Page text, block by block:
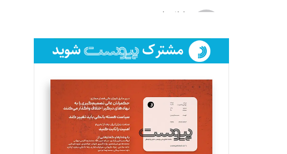
لیلا حنارود
فائزه فتحی رستمی
تحریریه
سروش کرمیان
تحریریه